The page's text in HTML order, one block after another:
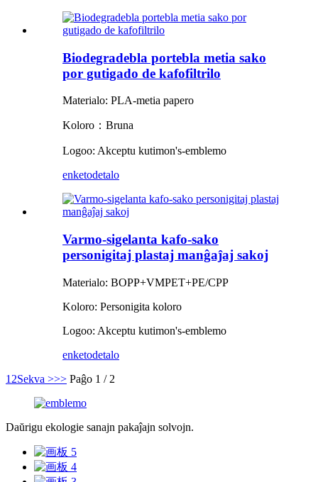
Biodegradebla portebla metia sako
por gutigado de kafofiltrilo
Materialo: PLA-metia papero
Koloro：Bruna
Logoo: Akceptu kutimon's-emblemo
enketodetalo
Varmo-sigelanta kafo-sako
personigitaj plastaj manĝaĵaj sakoj
Materialo: BOPP+VMPET+PE/CPP
Koloro: Personigita koloro
Logoo: Akceptu kutimon's-emblemo
enketodetalo
1 2Sekva >>> Paĝo 1 / 2
Daŭrigu ekologie sanajn pakaĵajn solvojn.